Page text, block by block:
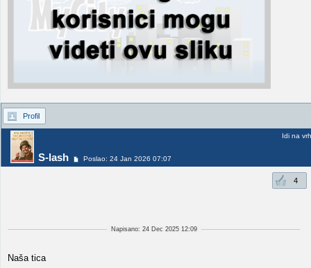
Profil
S-lash Poslao: 24 Jan 2026 07:07
Idi na vrh
4
Napisano: 24 Dec 2025 12:09
Naša tica